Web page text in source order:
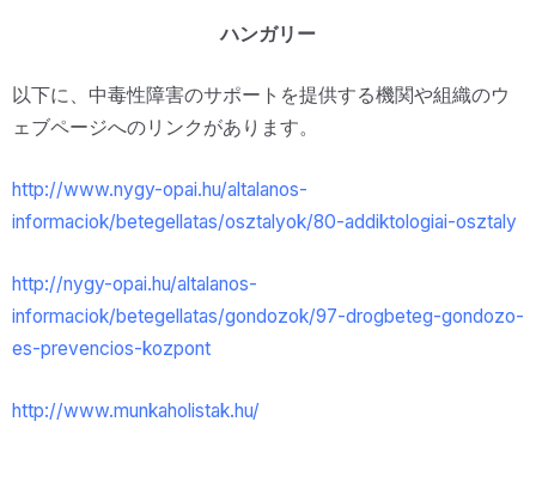
ハンガリー
以下に、中毒性障害のサポートを提供する機関や組織のウ
ェブページへのリンクがあります。
http://www.nygy-opai.hu/altalanos-
informaciok/betegellatas/osztalyok/80-addiktologiai-osztaly
http://nygy-opai.hu/altalanos-
informaciok/betegellatas/gondozok/97-drogbeteg-gondozo-
es-prevencios-kozpont
http://www.munkaholistak.hu/